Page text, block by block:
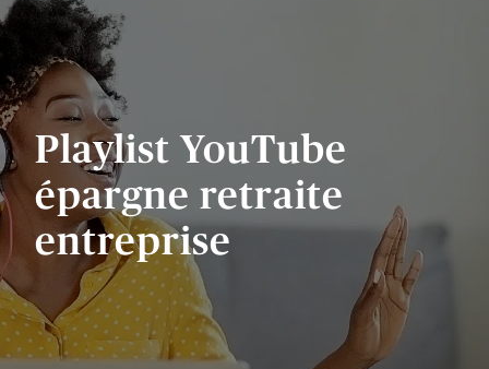
Playlist YouTube
épargne retraite
entreprise